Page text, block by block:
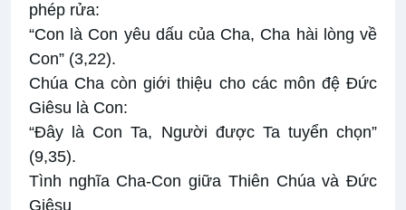
phép rửa:
“Con là Con yêu dấu của Cha, Cha hài lòng về
Con” (3,22).
Chúa Cha còn giới thiệu cho các môn đệ Đức
Giêsu là Con:
“Đây là Con Ta, Người được Ta tuyển chọn”
(9,35).
Tình nghĩa Cha-Con giữa Thiên Chúa và Đức
Giêsu